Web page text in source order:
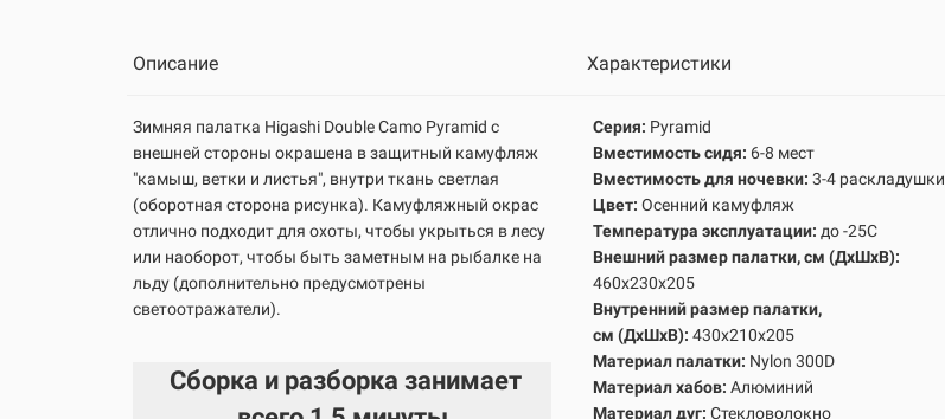
Описание Характеристики
Зимняя палатка Higashi Double Camo Pyramid с
внешней стороны окрашена в защитный камуфляж
"камыш, ветки и листья", внутри ткань светлая
(оборотная сторона рисунка). Камуфляжный окрас
отлично подходит для охоты, чтобы укрыться в лесу
или наоборот, чтобы быть заметным на рыбалке на
льду (дополнительно предусмотрены
светоотражатели).
Сборка и разборка занимает
Серия: Pyramid
Вместимость сидя: 6-8 мест
Вместимость для ночевки: 3-4 раскладушки
Цвет: Осенний камуфляж
Температура эксплуатации: до -25С
Внешний размер палатки, см (ДхШхВ):
460х230х205
Внутренний размер палатки,
см (ДхШхВ): 430х210х205
Материал палатки: Nylon 300D
Материал хабов: Алюминий
Материал дуг: Стекловолокно